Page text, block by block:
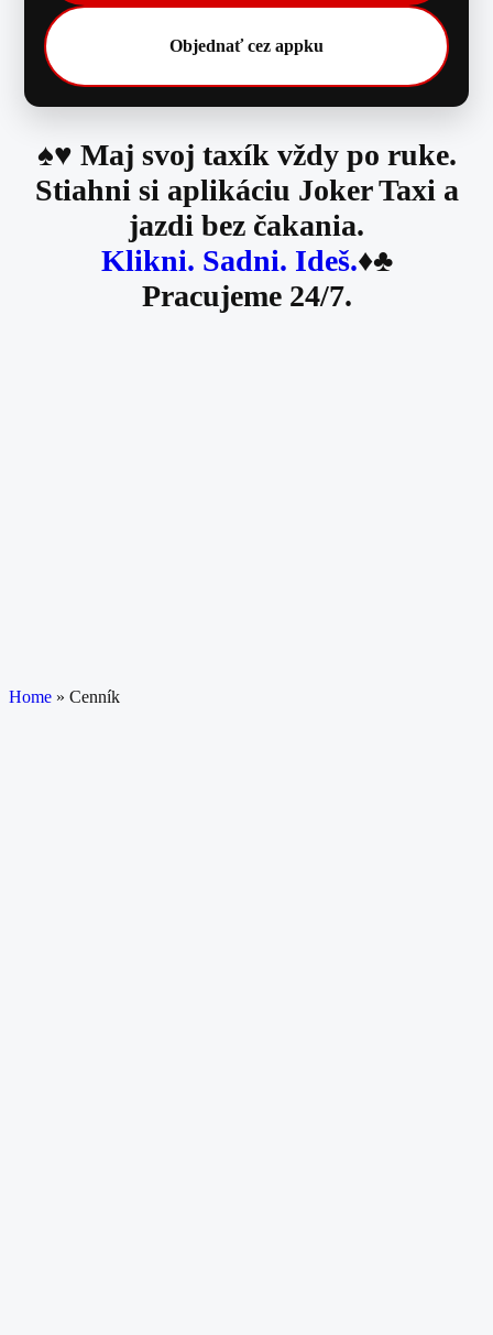
Objednať cez appku
♠️♥️ Maj svoj taxík vždy po ruke.
Stiahni si aplikáciu Joker Taxi a
jazdi bez čakania.
Klikni. Sadni. Ideš.♦️♣️
Pracujeme 24/7.
Home » Cenník